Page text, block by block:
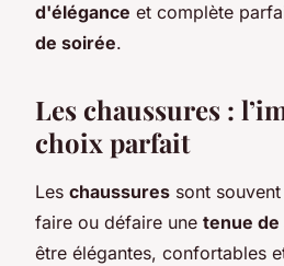
d'élégance et complète
de soirée.
Les chaussures :
choix parfait
Les chaussures sont
faire ou défaire une tenue de
être élégantes, confortables